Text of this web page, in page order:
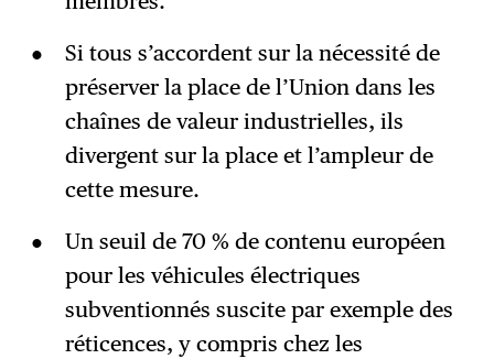
Si tous s’accordent sur la nécessité de
préserver la place de l’Union dans les
chaînes de valeur industrielles, ils
divergent sur la place et l’ampleur de
cette mesure.
Un seuil de 70 % de contenu européen
pour les véhicules électriques
subventionnés suscite par exemple des
réticences, y compris chez les